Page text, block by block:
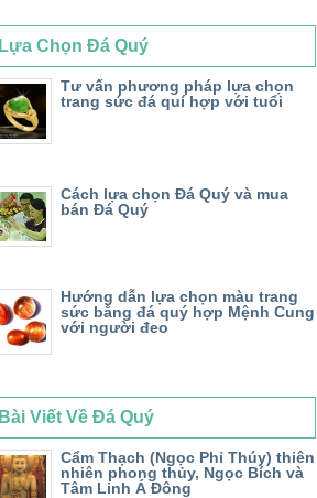
Lựa Chọn Đá Quý
Tư vấn phương pháp lựa chọn
trang sức đá quí hợp với tuổi
Cách lựa chọn Đá Quý và mua
bán Đá Quý
Hướng dẫn lựa chọn màu trang
sức bằng đá quý hợp Mệnh Cung
với người đeo
Bài Viết Về Đá Quý
Cẩm Thạch (Ngọc Phỉ Thúy) thiên
nhiên phong thủy, Ngọc Bích và
Tâm Linh Á Đông